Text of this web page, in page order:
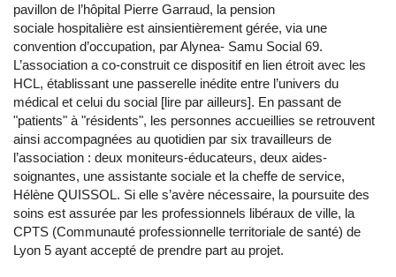
pavillon de l’hôpital Pierre Garraud, la pension
sociale hospitalière est ainsientièrement gérée, via une
convention d’occupation, par Alynea- Samu Social 69.
L’association a co-construit ce dispositif en lien étroit avec les
HCL, établissant une passerelle inédite entre l’univers du
médical et celui du social [lire par ailleurs]. En passant de
"patients" à "résidents", les personnes accueillies se retrouvent
ainsi accompagnées au quotidien par six travailleurs de
l’association : deux moniteurs-éducateurs, deux aides-
soignantes, une assistante sociale et la cheffe de service,
Hélène QUISSOL. Si elle s’avère nécessaire, la poursuite des
soins est assurée par les professionnels libéraux de ville, la
CPTS (Communauté professionnelle territoriale de santé) de
Lyon 5 ayant accepté de prendre part au projet.